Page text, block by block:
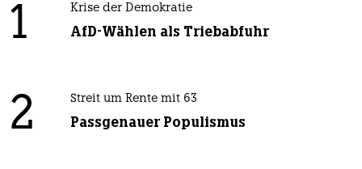
1 Krise der Demokratie
AfD-Wählen als Triebabfuhr
2 Streit um Rente mit 63
Passgenauer Populismus